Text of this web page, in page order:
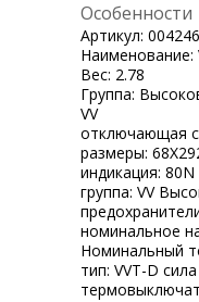
Особенности
Артикул:
Наименование:
Вес: 2.78
Группа:
VV
отключающая
размеры:
индикация: 80N
группа: VV
номинальное
Номинальный
тип: VVT-D